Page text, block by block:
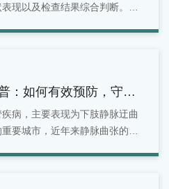
现以及检查结果综合判断。早
：如何有效预防，守护
病，主要表现为下肢静脉迂曲
要城市，近年来静脉曲张的发